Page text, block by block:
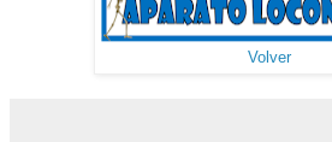
Volver